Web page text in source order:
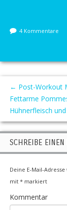
4 Kommentare
← Post-Workout
Fettarme
Hühnerfleisch
SCHREIBE
Deine E-Mail-
mit * markiert
Kommentar